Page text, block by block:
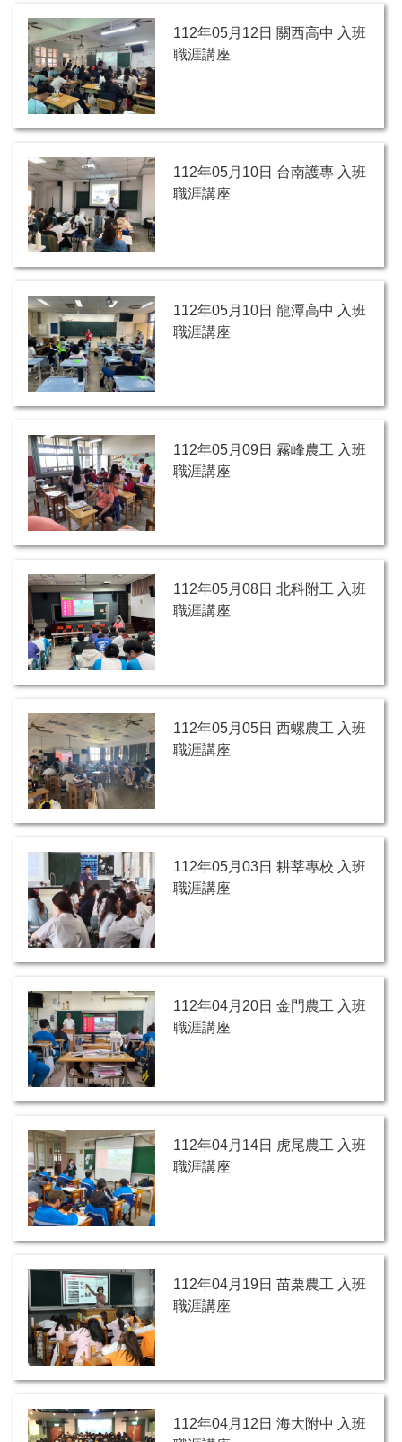
112年05月12日 關西高中 入班
職涯講座
112年05月10日 台南護專 入班
職涯講座
112年05月10日 龍潭高中 入班
職涯講座
112年05月09日 霧峰農工 入班
職涯講座
112年05月08日 北科附工 入班
職涯講座
112年05月05日 西螺農工 入班
職涯講座
112年05月03日 耕莘專校 入班
職涯講座
112年04月20日 金門農工 入班
職涯講座
112年04月14日 虎尾農工 入班
職涯講座
112年04月19日 苗栗農工 入班
職涯講座
112年04月12日 海大附中 入班